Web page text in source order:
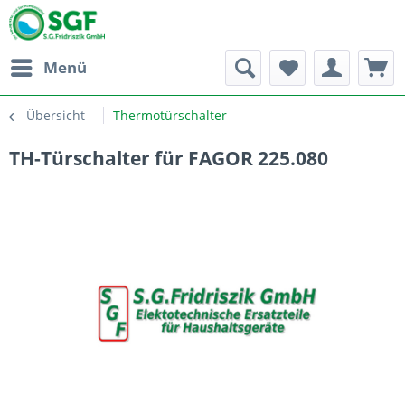
Menü
Übersicht Thermotürschalter
TH-Türschalter für FAGOR 225.080